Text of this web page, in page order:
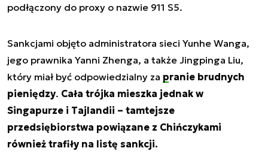
podłączony do proxy o nazwie 911 S5.
Sankcjami objęto administratora sieci Yunhe Wanga,
jego prawnika Yanni Zhenga, a także Jingpinga Liu,
który miał być odpowiedzialny za pranie brudnych
pieniędzy. Cała trójka mieszka jednak w
Singapurze i Tajlandii – tamtejsze
przedsiębiorstwa powiązane z Chińczykami
również trafiły na listę sankcji.